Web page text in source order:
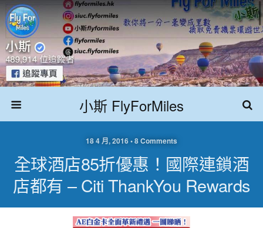
小斯 FlyForMiles
18 4 月, 2016 • 8 Comments
全球酒店85折優惠！國際連鎖酒
店都有 – Citi ThankYou Rewards